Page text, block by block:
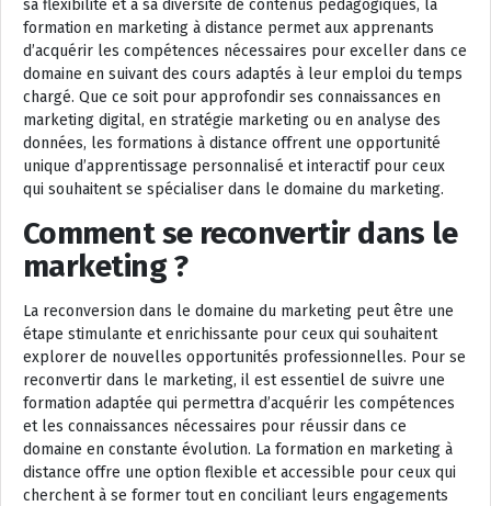
sa flexibilité et à sa diversité de contenus pédagogiques, la
formation en marketing à distance permet aux apprenants
d’acquérir les compétences nécessaires pour exceller dans ce
domaine en suivant des cours adaptés à leur emploi du temps
chargé. Que ce soit pour approfondir ses connaissances en
marketing digital, en stratégie marketing ou en analyse des
données, les formations à distance offrent une opportunité
unique d’apprentissage personnalisé et interactif pour ceux
qui souhaitent se spécialiser dans le domaine du marketing.
Comment se reconvertir dans le
marketing ?
La reconversion dans le domaine du marketing peut être une
étape stimulante et enrichissante pour ceux qui souhaitent
explorer de nouvelles opportunités professionnelles. Pour se
reconvertir dans le marketing, il est essentiel de suivre une
formation adaptée qui permettra d’acquérir les compétences
et les connaissances nécessaires pour réussir dans ce
domaine en constante évolution. La formation en marketing à
distance offre une option flexible et accessible pour ceux qui
cherchent à se former tout en conciliant leurs engagements